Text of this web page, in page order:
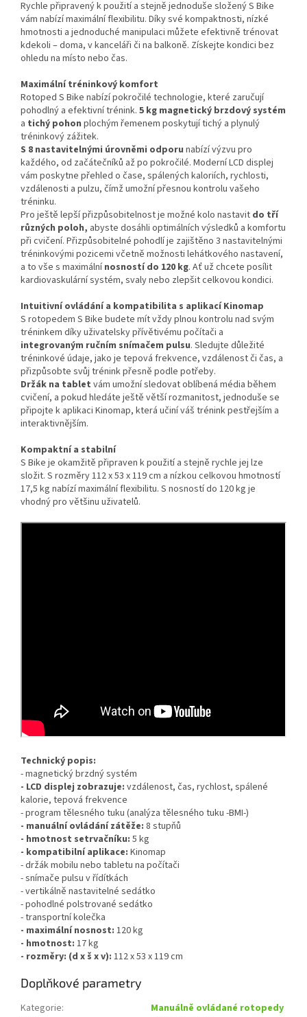
Rychle připravený k použití a stejně jednoduše složený S Bike
vám nabízí maximální flexibilitu. Díky své kompaktnosti, nízké
hmotnosti a jednoduché manipulaci můžete efektivně trénovat
kdekoli – doma, v kanceláři či na balkoně. Získejte kondici bez
ohledu na místo nebo čas.
Maximální tréninkový komfort
Rotoped S Bike nabízí pokročilé technologie, které zaručují
pohodlný a efektivní trénink. 5 kg magnetický brzdový systém
a tichý pohon plochým řemenem poskytují tichý a plynulý
tréninkový zážitek.
S 8 nastavitelnými úrovněmi odporu nabízí výzvu pro
každého, od začátečníků až po pokročilé. Moderní LCD displej
vám poskytne přehled o čase, spálených kaloriích, rychlosti,
vzdálenosti a pulzu, čímž umožní přesnou kontrolu vašeho
tréninku.
Pro ještě lepší přizpůsobitelnost je možné kolo nastavit do tří
různých poloh, abyste dosáhli optimálních výsledků a komfortu
při cvičení. Přizpůsobitelné pohodlí je zajištěno 3 nastavitelnými
tréninkovými pozicemi včetně možnosti lehátkového nastavení,
a to vše s maximálnínosností do 120 kg. Ať už chcete posílit
kardiovaskulární systém, svaly nebo zlepšit celkovou kondici.
Intuitivní ovládání a kompatibilita s aplikací Kinomap
S rotopedem S Bike budete mít vždy plnou kontrolu nad svým
tréninkem díky uživatelsky přívětivému počítači a
integrovaným ručním snímačem pulsu. Sledujte důležité
tréninkové údaje, jako je tepová frekvence, vzdálenost či čas, a
přizpůsobte svůj trénink přesně podle potřeby.
Držák na tablet vám umožní sledovat oblíbená média během
cvičení, a pokud hledáte ještě větší rozmanitost, jednoduše se
připojte k aplikaci Kinomap, která učiní váš trénink pestřejším a
interaktivnějším.
Kompaktní a stabilní
S Bike je okamžitě připraven k použití a stejně rychle jej lze
složit. S rozměry 112 x 53 x 119 cm a nízkou celkovou hmotností
17,5 kg nabízí maximální flexibilitu. S nosností do 120 kg je
vhodný pro většinu uživatelů.
Technický popis:
- magnetický brzdný systém
- LCD displej zobrazuje: vzdálenost, čas, rychlost, spálené
kalorie, tepová frekvence
- program tělesného tuku (analýza tělesného tuku -BMI-)
- manuální ovládání zátěže: 8 stupňů
- hmotnost setrvačníku: 5 kg
- kompatibilní aplikace: Kinomap
- držák mobilu nebo tabletu na počítači
- snímače pulsu v řídítkách
- vertikálně nastavitelné sedátko
- pohodlné polstrované sedátko
- transportní kolečka
- maximální nosnost: 120 kg
- hmotnost: 17 kg
- rozměry: (d x š x v): 112 x 53 x 119 cm
Doplňkové parametry
Kategorie:
Manuálně ovládané rotopedy